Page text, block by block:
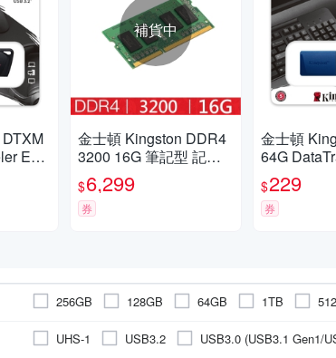
Exo
補貨中
金士頓 Kingston DDR4
3200 16G 筆記型 記憶
體 KVR32S22S8/16
$6,299
券
金士頓
64G
a M
碟 DTXM/
$229
券
256GB 128GB 64GB 1TB
1.92TB
3.84TB
UHS-1 USB3.2 USB3.0 (USB3.1 Gen1/